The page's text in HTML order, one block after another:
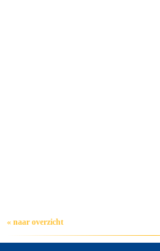
« naar overzicht